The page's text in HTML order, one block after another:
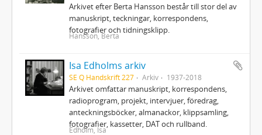
Arkivet efter Berta Hansson består till stor del av
manuskript, teckningar, korrespondens,
fotografier och tidningsklipp.
Hansson, Berta
Isa Edholms arkiv
SE Q Handskrift 227 Arkiv 1937-2018
Arkivet omfattar manuskript, korrespondens,
radioprogram, projekt, intervjuer, föredrag,
anteckningsböcker, almanackor, klippsamling,
fotografier, kassetter, DAT och rullband.
Edholm, Isa